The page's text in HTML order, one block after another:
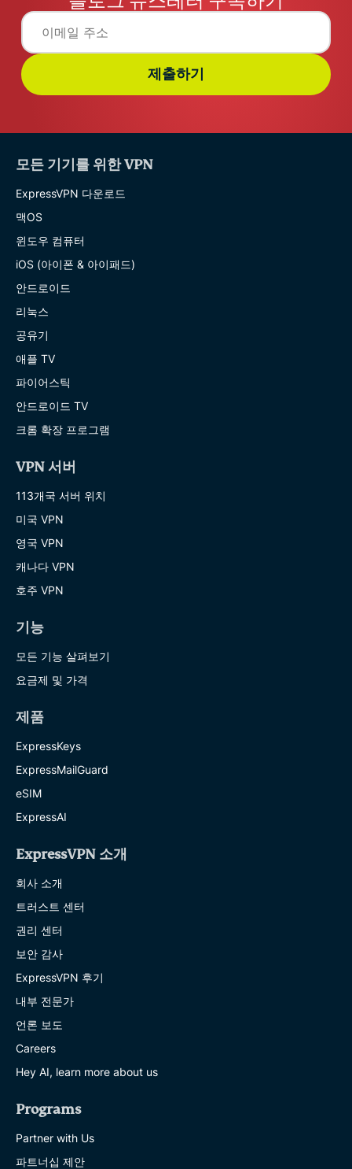
제출하기
모든 기기를 위한 VPN
ExpressVPN 다운로드
맥OS
윈도우 컴퓨터
iOS (아이폰 & 아이패드)
안드로이드
리눅스
공유기
애플 TV
파이어스틱
안드로이드 TV
크롬 확장 프로그램
VPN 서버
113개국 서버 위치
미국 VPN
영국 VPN
캐나다 VPN
호주 VPN
기능
모든 기능 살펴보기
요금제 및 가격
제품
ExpressKeys
ExpressMailGuard
eSIM
ExpressAI
ExpressVPN 소개
회사 소개
트러스트 센터
권리 센터
보안 감사
ExpressVPN 후기
내부 전문가
언론 보도
Careers
Hey AI, learn more about us
Programs
Partner with Us
파트너십 제안